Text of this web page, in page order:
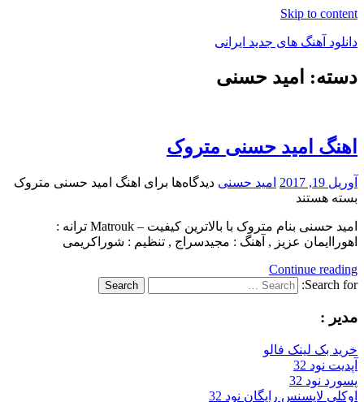
Skip to content
دانلود آهنگ های جدید ایرانی
دانلود
دسته: امید حسنی
اهنگ امید حسنی متروک
آوریل 19, 2017 امید حسنی دیدگاه‌ها برای اهنگ امید حسنی متروک
بسته هستند
امید حسنی بنام متروک با بالاترین کیفیت – Matrouk ترانه :
اهوراایمان عزیز , آهنگ : مجیدسراج , تنظیم : شوراکریمی
Continue reading
Search for:
Search
مدیر :
خرید بک لینک فالو
آپدیت نود 32
پسورد نود 32
اوکلی لایسنس رایگان نود 32